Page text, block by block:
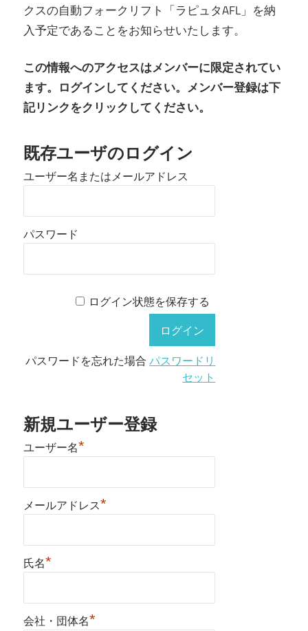
クスの自動フォークリフト「ラピュタAFL」を納
入予定であることをお知らせいたします。
この情報へのアクセスはメンバーに限定されてい
ます。ログインしてください。メンバー登録は下
記リンクをクリックしてください。
既存ユーザのログイン
ユーザー名またはメールアドレス
パスワード
ログイン状態を保存する
パスワードを忘れた場合パスワードリ
セット
新規ユーザー登録
ユーザー名*
メールアドレス*
氏名*
会社・団体名*